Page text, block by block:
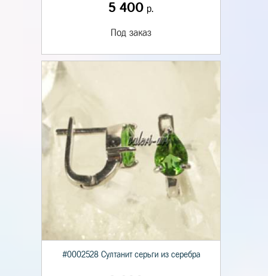
5 400 р.
Под заказ
#0002528 Султанит серьги из серебра